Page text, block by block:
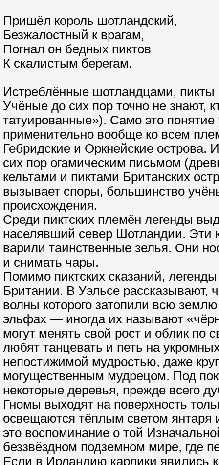
Пришёл король шотландский,
Безжалостный к врагам,
Погнал он бедных пиктов
К скалистым берегам.
Истреблённые шотландцами, пикты
Учёные до сих пор точно не знают,
татуированные»). Само это
применительно вообще ко всем
Гебридские и Оркнейские острова.
сих пор огамическим письмом
кельтами и пиктами Британских
вызывает споры, большинство
происхождения.
Среди пиктских племён легенды
населявший север Шотландии. Эти
варили таинственные зелья. Они
и снимать чары.
Помимо пиктских сказаний,
Британии. В Уэльсе рассказывают,
волны которого затопили всю
эльфах — иногда их называют
могут менять свой рост и облик по
любят танцевать и петь на
непостижимой мудростью, даже
могущественным мудрецом. Под
некоторые деревья, прежде всего
Гномы выходят на поверхность
освещаются тёплым светом
это воспоминание о той
беззвёздном подземном мире, где
Если в Ирландию карлики явились